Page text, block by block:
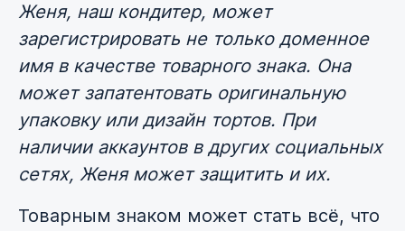
Женя, наш кондитер, может
зарегистрировать не только доменное
имя в качестве товарного знака. Она
может запатентовать оригинальную
упаковку или дизайн тортов. При
наличии аккаунтов в других социальных
сетях, Женя может защитить и их.
Товарным знаком может стать всё, что